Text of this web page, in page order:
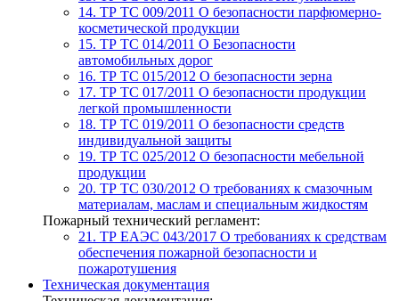
14. ТР ТС 009/2011 О безопасности парфюмерно-
косметической продукции
15. ТР ТС 014/2011 О Безопасности
автомобильных дорог
16. ТР ТС 015/2012 О безопасности зерна
17. ТР ТС 017/2011 О безопасности продукции
легкой промышленности
18. ТР ТС 019/2011 О безопасности средств
индивидуальной защиты
19. ТР ТС 025/2012 О безопасности мебельной
продукции
20. ТР ТС 030/2012 О требованиях к смазочным
материалам, маслам и специальным жидкостям
Пожарный технический регламент:
21. ТР ЕАЭС 043/2017 О требованиях к средствам
обеспечения пожарной безопасности и
пожаротушения
Техническая документация